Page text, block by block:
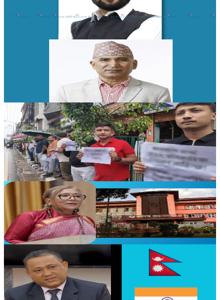
विष्णु पौडेल साधारण तारेखमा रिहा
Nepal
सडकमा ओर्लिए कन्सल्टेन्सीवाला- सरकारलाई तालाचाबी
बुझाउने तयारी
२०२६ जुलाई १७
Nepal
बिदापछि पुनः इजलासमा सपना प्रधान मल्ल
२०२६ जुन ९
सीमा विवादको समाधान द्विपक्षीय वार्ताबाटै हुन्छ :
परराष्ट्रमन्त्री खनाल